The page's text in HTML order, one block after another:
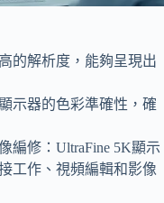
的解析度，能夠呈現出
示器的色彩準確性，確
編修：UltraFine 5K顯示
工作、視頻編輯和影像